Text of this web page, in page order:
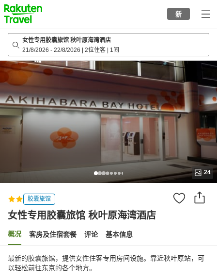
to
top
page
新
女性专用胶囊旅馆 秋叶原海湾酒店
21/8/2026 - 22/8/2026 2位住客 1间
24
胶囊旅馆
女性专用胶囊旅馆 秋叶原海湾酒店
概况 客房及住宿套餐 评论 基本信息
最新的胶囊旅馆，提供女性住客专用房间设施。靠近秋叶原站，可
以轻松前往东京的各个地方。